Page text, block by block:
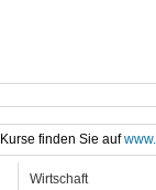
finden Sie auf
Wirtschaft